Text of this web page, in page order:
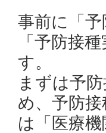
事前に 「 予
「予防接
す。
まずは予
め、予防
は 「 医療